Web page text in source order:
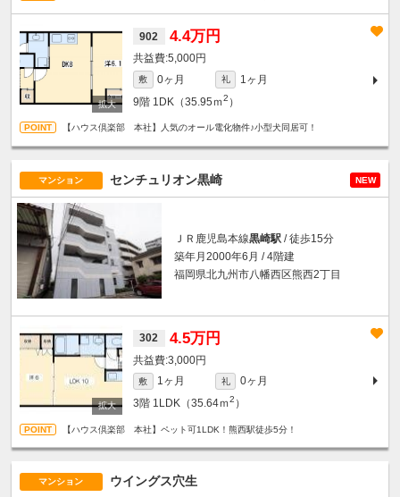
902 4.4万円
5,000円
敷 0ヶ月 礼
1ヶ月
9階 1DK（35.95ｍ2 ）
【ハウス倶楽部 本社】人気のオール電化物件♪小型犬同居可！
マンション センチュリオン黒崎 NEW
ＪＲ鹿児島本線黒崎駅 / 徒歩15分
築年月2000年6月 / 4階建
福岡県北九州市八幡西区熊西2丁目
302 4.5万円
3,000円
敷 1ヶ月 礼
0ヶ月
3階 1LDK（35.64ｍ2 ）
【ハウス倶楽部 本社】ペット可1LDK！熊西駅徒歩5分！
マンション ウイングス穴生